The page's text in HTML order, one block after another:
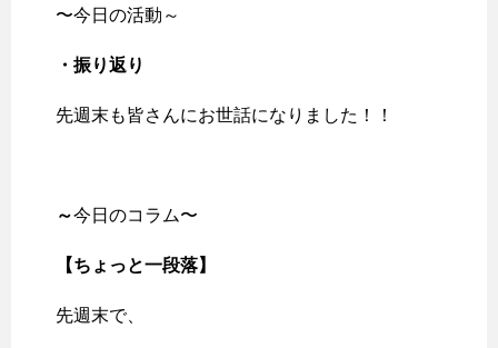
〜今日の活動～
・振り返り
先週末も皆さんにお世話になりました！！
～今日のコラム〜
【ちょっと一段落】
先週末で、